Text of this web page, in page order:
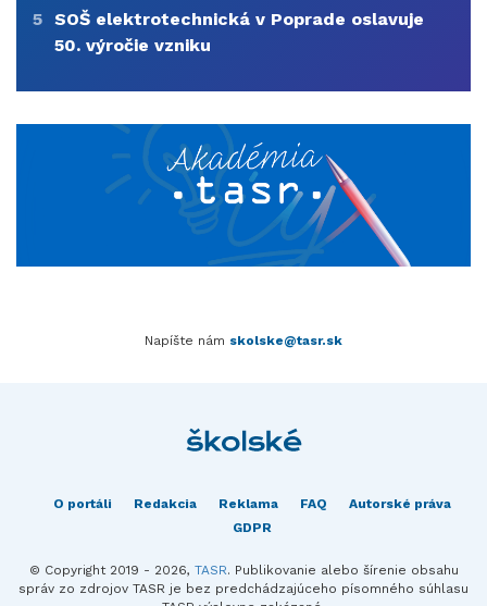
5 SOŠ elektrotechnická v Poprade oslavuje
50. výročie vzniku
Napíšte nám skolske@tasr.sk
O portáli Redakcia Reklama FAQ
Autorské práva
GDPR
© Copyright 2019 - 2026, TASR. Publikovanie alebo šírenie obsahu
správ zo zdrojov TASR je bez predchádzajúceho písomného súhlasu